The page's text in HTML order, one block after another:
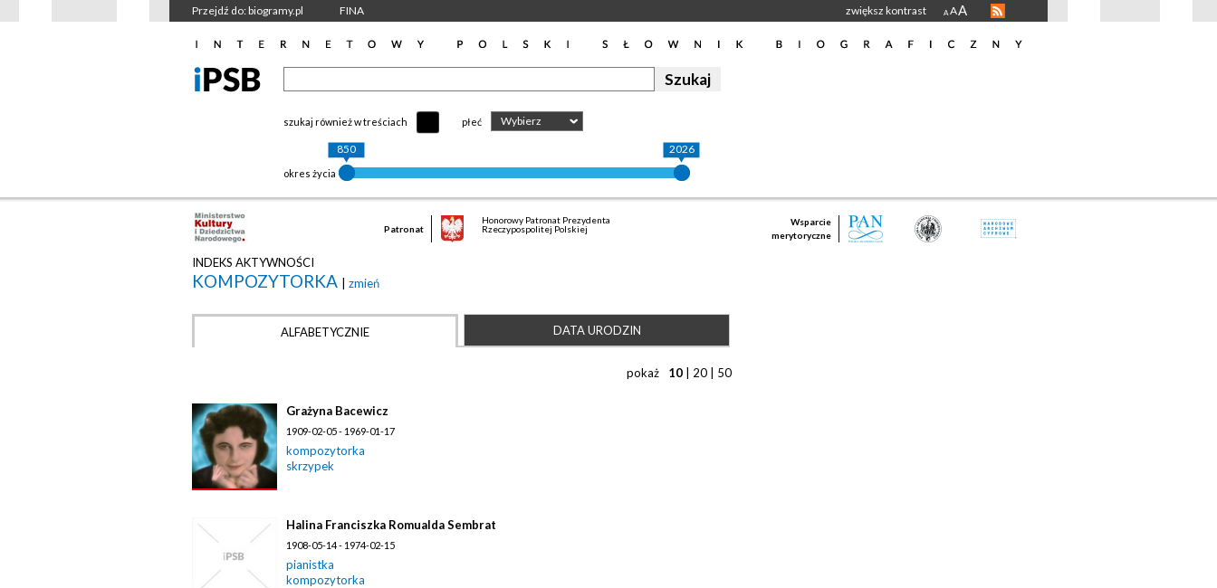
Przejdź do: biogramy.pl FINA zwiększ kontrast A AA
szukaj również w treściach płeć Wybierz
okres życia
850 2026
Patronat
Honorowy Patronat Prezydenta
Rzeczypospolitej Polskiej
Wsparcie
merytoryczne
INDEKS AKTYWNOŚCI
KOMPOZYTORKA zmień
ALFABETYCZNIE DATA URODZIN
pokaż 10 20 50
Grażyna Bacewicz
1909-02-05 - 1969-01-17
kompozytorka
skrzypek
Halina Franciszka Romualda Sembrat
1908-05-14 - 1974-02-15
pianistka
kompozytorka